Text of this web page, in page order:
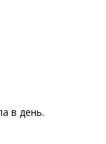
в день.